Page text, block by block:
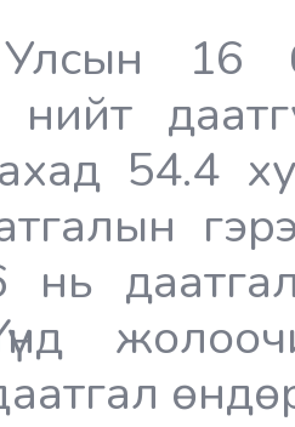
16
нийт
54.4
өндөр